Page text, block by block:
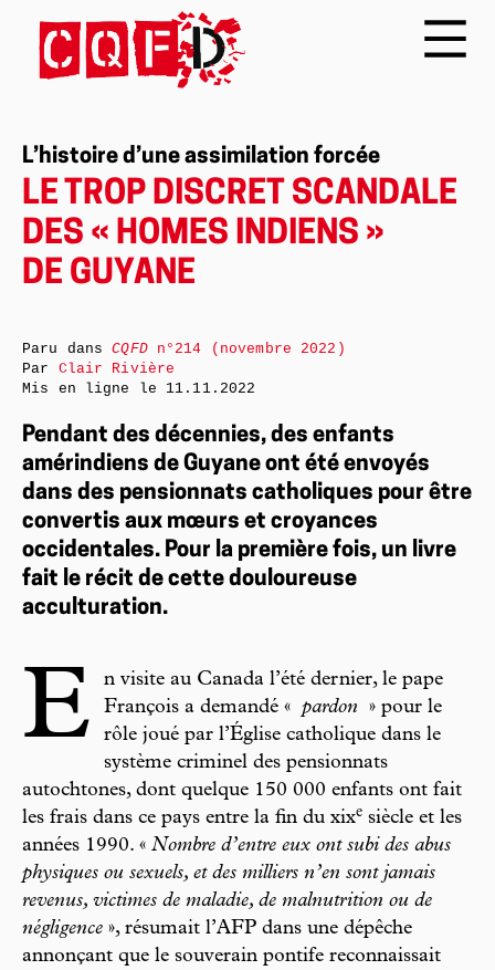
L’histoire d’une assimilation forcée
LE TROP DISCRET SCANDALE
DES « HOMES INDIENS »
DE GUYANE
Pendant des décennies, des enfants
amérindiens de Guyane ont été envoyés
dans des pensionnats catholiques pour être
convertis aux mœurs et croyances
occidentales. Pour la première fois, un livre
fait le récit de cette douloureuse
acculturation.
E
n visite au Canada l’été dernier, le pape
François a demandé « pardon
» pour le
rôle joué par l’Église catholique dans le
système criminel des pensionnats
autochtones, dont quelque 150 000 enfants ont fait
les frais dans ce pays entre la fin du xixe siècle et les
années 1990. « Nombre d’entre eux ont subi des abus
physiques ou sexuels, et des milliers n’en sont jamais
revenus, victimes de maladie, de malnutrition ou de
négligence », résumait l’AFP dans une dépêche
annonçant que le souverain pontife reconnaissait
Paru dansCQFDn°214 (novembre 2022)
Par Clair Rivière
Mis en ligne le 11.11.2022